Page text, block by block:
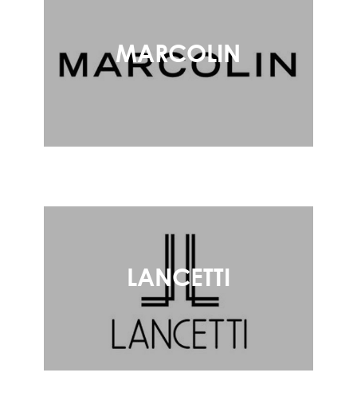
MARCOLIN
LANCETTI